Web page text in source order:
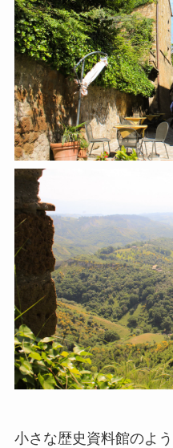
小さな歴史資料館のよう